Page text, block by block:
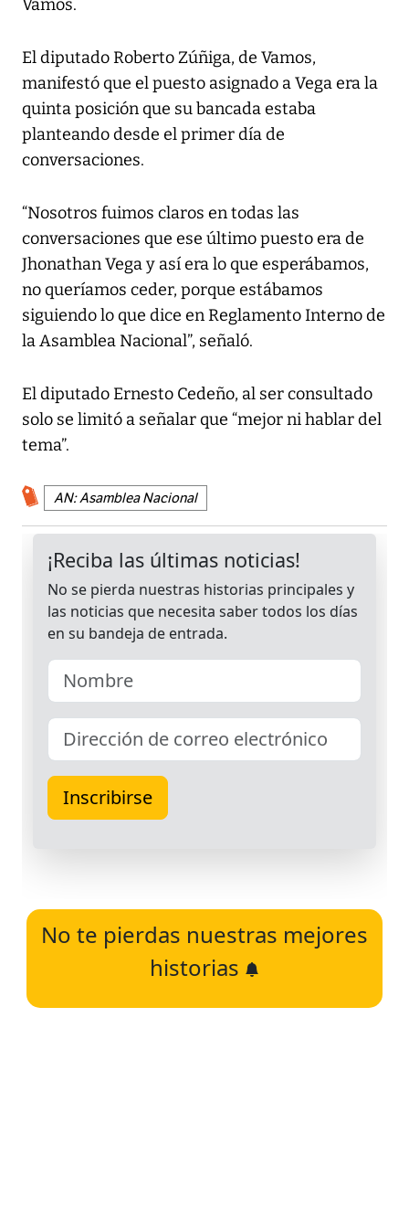
Vamos.
El diputado Roberto Zúñiga, de Vamos,
manifestó que el puesto asignado a Vega era la
quinta posición que su bancada estaba
planteando desde el primer día de
conversaciones.
“Nosotros fuimos claros en todas las
conversaciones que ese último puesto era de
Jhonathan Vega y así era lo que esperábamos,
no queríamos ceder, porque estábamos
siguiendo lo que dice en Reglamento Interno de
la Asamblea Nacional”, señaló.
El diputado Ernesto Cedeño, al ser consultado
solo se limitó a señalar que “mejor ni hablar del
tema”.
AN: Asamblea Nacional
No te pierdas nuestras mejores
historias